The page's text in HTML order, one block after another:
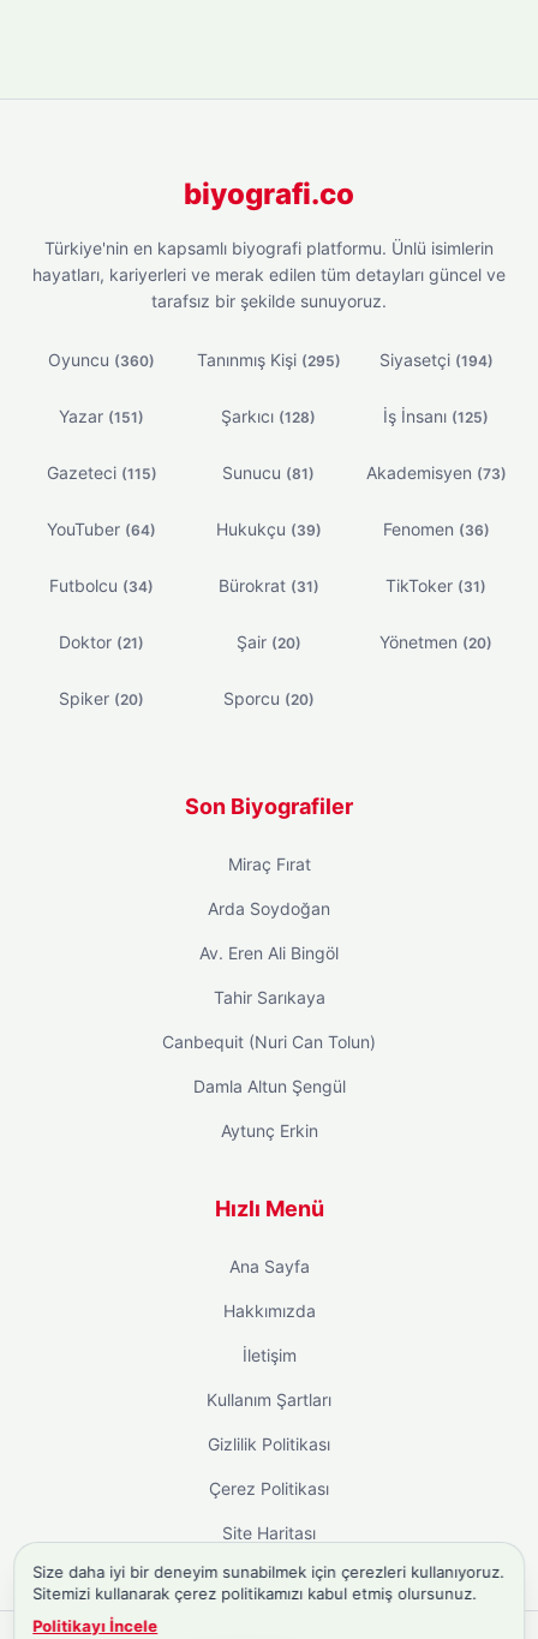
biyografi.co
Türkiye'nin en kapsamlı biyografi platformu. Ünlü isimlerin
hayatları, kariyerleri ve merak edilen tüm detayları güncel ve
tarafsız bir şekilde sunuyoruz.
Oyuncu (360) Tanınmış Kişi (295) Siyasetçi (194)
Yazar (151) Şarkıcı (128) İş İnsanı (125)
Gazeteci (115) Sunucu (81) Akademisyen (73)
YouTuber (64) Hukukçu (39) Fenomen (36)
Futbolcu (34) Bürokrat (31) TikToker (31)
Doktor (21) Şair (20) Yönetmen (20)
Spiker (20) Sporcu (20)
Son Biyografiler
Miraç Fırat
Arda Soydoğan
Av. Eren Ali Bingöl
Tahir Sarıkaya
Canbequit (Nuri Can Tolun)
Damla Altun Şengül
Aytunç Erkin
Hızlı Menü
Ana Sayfa
Hakkımızda
İletişim
Kullanım Şartları
Gizlilik Politikası
Çerez Politikası
Site Haritası
Size daha iyi bir deneyim sunabilmek için çerezleri kullanıyoruz.
Sitemizi kullanarak çerez politikamızı kabul etmiş olursunuz.
Politikayı İncele